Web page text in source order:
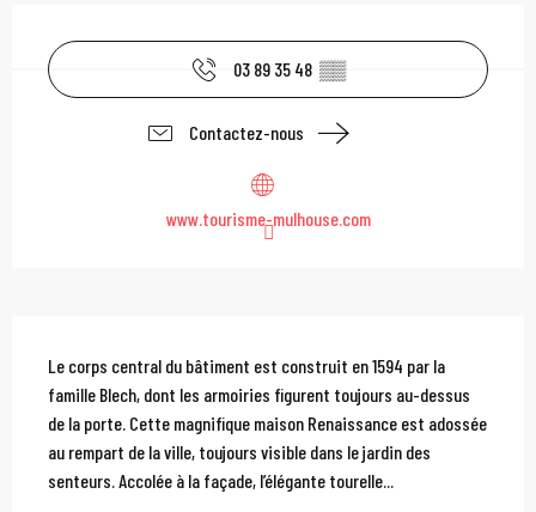
Ouverture et
03 89 35 48 ▒▒
Contactez-nous
www.tourisme-mulhouse.com
Description
Le corps central du bâtiment est construit en 1594 par la
famille Blech, dont les armoiries figurent toujours au-dessus
de la porte. Cette magnifique maison Renaissance est adossée
au rempart de la ville, toujours visible dans le jardin des
senteurs. Accolée à la façade, l’élégante tourelle...